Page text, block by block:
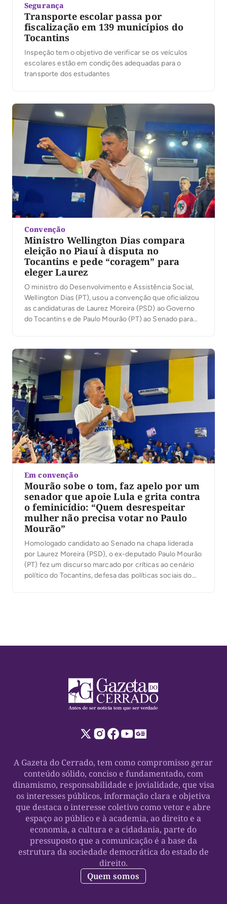
Segurança
Transporte escolar passa por
fiscalização em 139 municípios do
Tocantins
Inspeção tem o objetivo de verificar se os veículos
escolares estão em condições adequadas para o
transporte dos estudantes
Convenção
Ministro Wellington Dias compara
eleição no Piauí à disputa no
Tocantins e pede “coragem” para
eleger Laurez
O ministro do Desenvolvimento e Assistência Social,
Wellington Dias (PT), usou a convenção que oficializou
as candidaturas de Laurez Moreira (PSD) ao Governo
do Tocantins e de Paulo Mourão (PT) ao Senado para
4, em Palmas, ele afirmou que […]
Em convenção
Mourão sobe o tom, faz apelo por um
senador que apoie Lula e grita contra
o feminicídio: “Quem desrespeitar
mulher não precisa votar no Paulo
Mourão”
Homologado candidato ao Senado na chapa liderada
por Laurez Moreira (PSD), o ex-deputado Paulo Mourão
(PT) fez um discurso marcado por críticas ao cenário
político do Tocantins, defesa das políticas sociais do
A Gazeta do Cerrado, tem como compromisso gerar
conteúdo sólido, conciso e fundamentado, com
dinamismo, responsabilidade e jovialidade, que visa
os interesses públicos, informação clara e objetiva
que destaca o interesse coletivo como vetor e abre
espaço ao público e à academia, ao direito e a
economia, a cultura e a cidadania, parte do
pressuposto que a comunicação é a base da
estrutura da sociedade democrática do estado de
direito.
Quem somos